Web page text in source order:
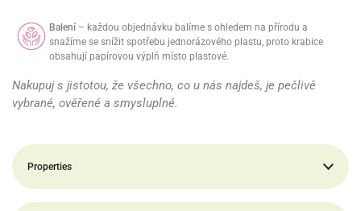
Balení – každou objednávku balíme s ohledem na přírodu a
snažíme se snížit spotřebu jednorázového plastu, proto krabice
obsahují papírovou výplň místo plastové.
Nakupuj s jistotou, že všechno, co u nás najdeš, je pečlivě
vybrané, ověřené a smysluplné.
Properties